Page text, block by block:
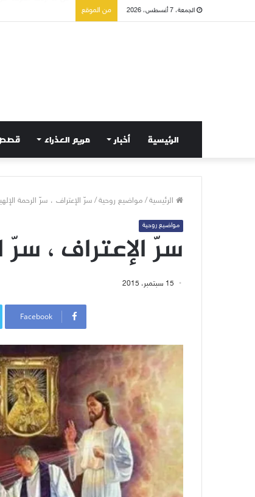
الجمعة، 7 أغسطس، 2026 من الموقع
الرئيسية أخبار مريم العذراء قصص
الرئيسية/ مواضيع روحية/ سرّ الإعتراف ، سرّ الرحمة
مواضيع روحية
سرّ الإعتراف ، سرّ
15 سبتمبر، 2015
Facebook